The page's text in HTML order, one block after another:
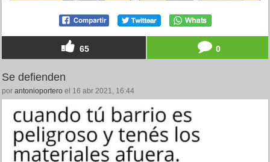
65 0
Se defienden
por antonioportero el 16 abr 2021, 16:44